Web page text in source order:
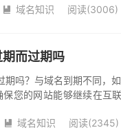
系统网址，供公众查询核
 域名知识 阅读(3006)
而过期吗
期吗？与域名到期不同，
您的网站能够继续在互
 域名知识 阅读(2345)